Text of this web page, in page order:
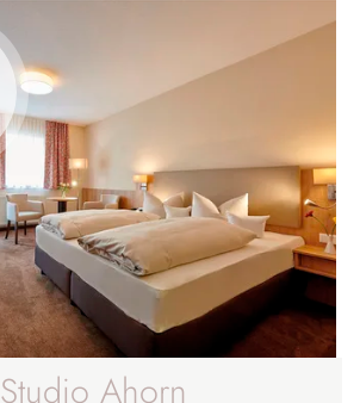
Studio Ahorn